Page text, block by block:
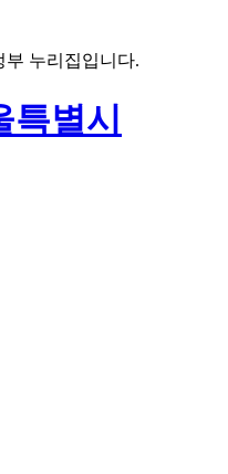
부 누리집입니다.